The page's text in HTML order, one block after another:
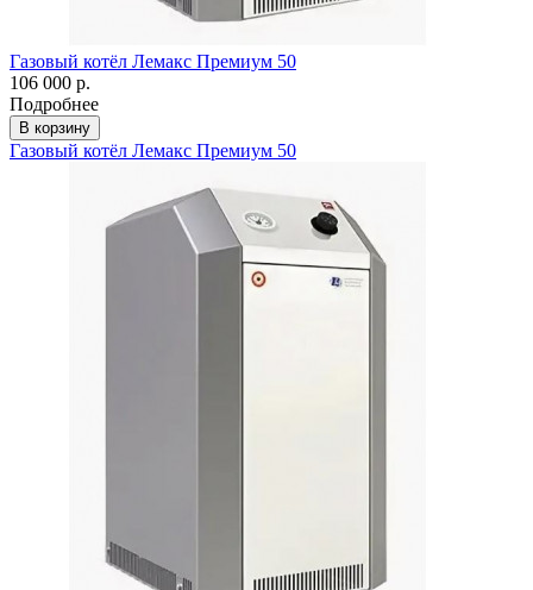
Газовый котёл Лемакс Премиум 50
106 000 р.
Подробнее
В корзину
Газовый котёл Лемакс Премиум 50